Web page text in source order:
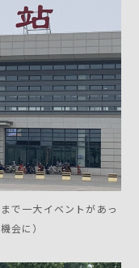
で一大イベントがあっ
会に）